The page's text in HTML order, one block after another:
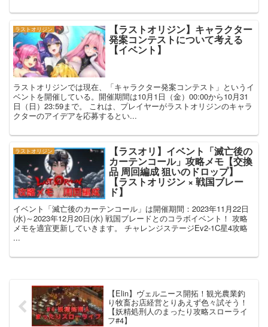
ラストオリジン 【ラストオリジン】キャラクター
発案コンテストについて考える
【イベント】
ラストオリジンでは現在、「キャラクター発案コンテスト」というイ
ベントを開催している。開催期間は10月1日（金）00:00から10月31
日（日）23:59まで。 これは、プレイヤーがラストオリジンのキャラ
クターのアイデアを応募するとい...
ラストオリジン 【ラスオリ】イベント「滅亡後の
カーテンコール」攻略メモ【交換
品 周回編成 狙いのドロップ】
【ラストオリジン × 戦国ブレー
ド】
イベント「滅亡後のカーテンコール」は開催期間：2023年11月22日
(水)～2023年12月20日(水) 戦国ブレードとのコラボイベント！ 攻略
メモを適宜更新していきます。 チャレンジステージEv2-1C星4攻略
...
【Elin】ヴェルニース開拓！観光農業釣
り牧畜お店経営とりあえず色々試そう！
【妖精処刑人のまったり攻略スローライ
フ#4】